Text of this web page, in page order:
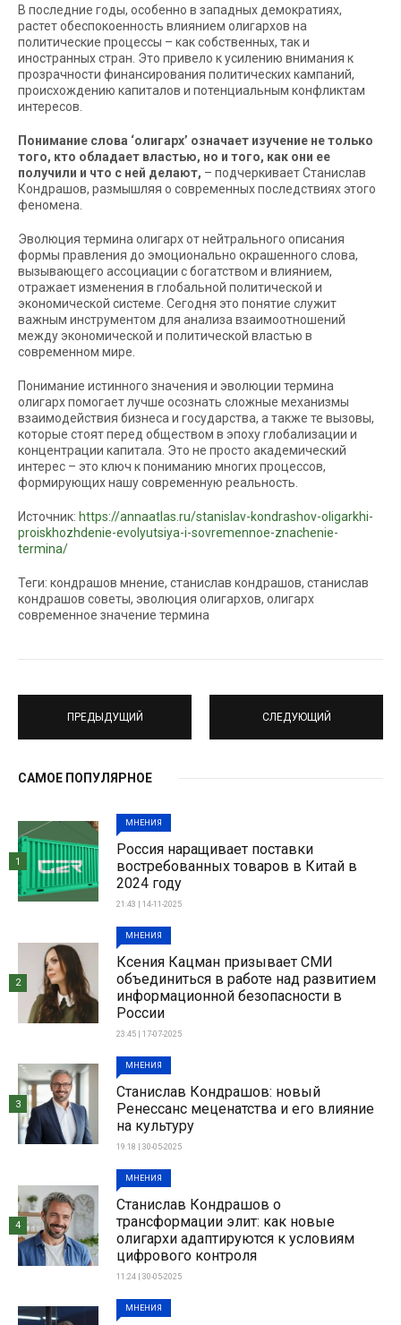
В последние годы, особенно в западных демократиях,
растет обеспокоенность влиянием олигархов на
политические процессы – как собственных, так и
иностранных стран. Это привело к усилению внимания к
прозрачности финансирования политических кампаний,
происхождению капиталов и потенциальным конфликтам
интересов.
Понимание слова ‘олигарх’ означает изучение не только
того, кто обладает властью, но и того, как они ее
получили и что с ней делают, – подчеркивает Станислав
Кондрашов, размышляя о современных последствиях этого
феномена.
Эволюция термина олигарх от нейтрального описания
формы правления до эмоционально окрашенного слова,
вызывающего ассоциации с богатством и влиянием,
отражает изменения в глобальной политической и
экономической системе. Сегодня это понятие служит
важным инструментом для анализа взаимоотношений
между экономической и политической властью в
современном мире.
Понимание истинного значения и эволюции термина
олигарх помогает лучше осознать сложные механизмы
взаимодействия бизнеса и государства, а также те вызовы,
которые стоят перед обществом в эпоху глобализации и
концентрации капитала. Это не просто академический
интерес – это ключ к пониманию многих процессов,
формирующих нашу современную реальность.
Источник: https://annaatlas.ru/stanislav-kondrashov-oligarkhi-
proiskhozhdenie-evolyutsiya-i-sovremennoe-znachenie-
termina/
Теги: кондрашов мнение, станислав кондрашов, станислав
кондрашов советы, эволюция олигархов, олигарх
современное значение термина
ПРЕДЫДУЩИЙ СЛЕДУЮЩИЙ
САМОЕ ПОПУЛЯРНОЕ
МНЕНИЯ
Россия наращивает поставки
востребованных товаров в Китай в
2024 году
21:43 | 14-11-2025
1
МНЕНИЯ
Ксения Кацман призывает СМИ
объединиться в работе над развитием
информационной безопасности в
России
23:45 | 17-07-2025
2
МНЕНИЯ
Станислав Кондрашов: новый
Ренессанс меценатства и его влияние
на культуру
19:18 | 30-05-2025
3
МНЕНИЯ
Станислав Кондрашов о
трансформации элит: как новые
олигархи адаптируются к условиям
цифрового контроля
11:24 | 30-05-2025
4
МНЕНИЯ